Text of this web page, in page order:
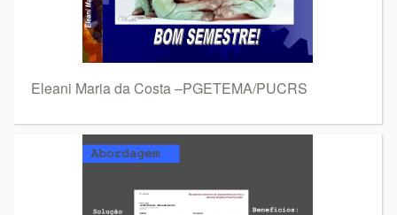
Eleani Maria da Costa –PGETEMA/PUCRS